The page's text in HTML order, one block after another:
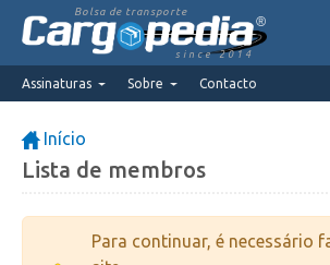
Bolsa de transporte
since 2014
Assinaturas Sobre Contacto
Início
Lista de membros
Para continuar, é necessário